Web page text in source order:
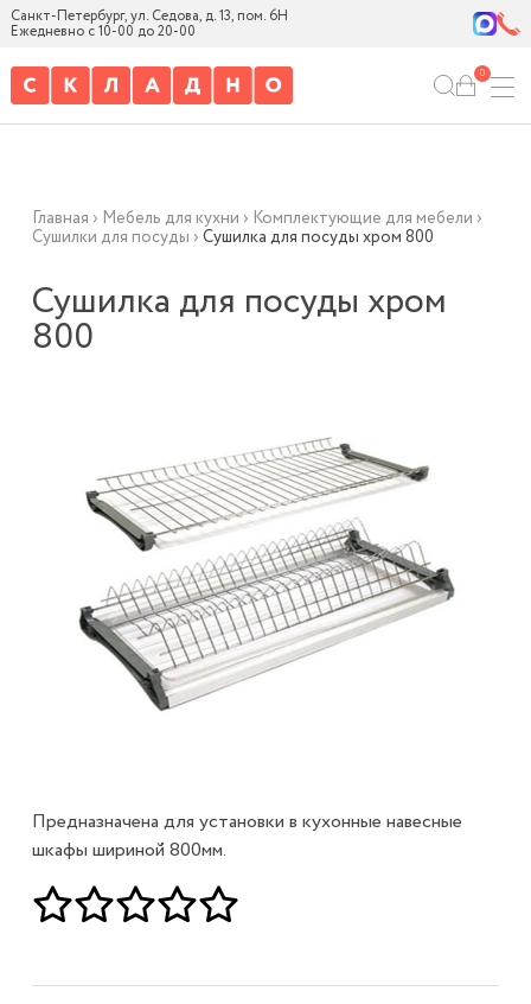
Санкт-Петербург, ул. Седова, д. 13, пом. 6Н
Ежедневно с 10-00 до 20-00
0
Главная › Мебель для кухни › Комплектующие для мебели ›
Сушилки для посуды › Сушилка для посуды хром 800
Сушилка для посуды хром
800
Предназначена для установки в кухонные навесные
шкафы шириной 800мм.